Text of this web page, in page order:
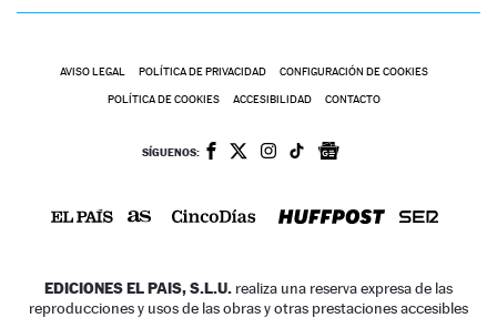
AVISO LEGAL POLÍTICA DE PRIVACIDAD CONFIGURACIÓN DE COOKIES
POLÍTICA DE COOKIES ACCESIBILIDAD CONTACTO
SÍGUENOS:
EDICIONES EL PAIS, S.L.U. realiza una reserva expresa de las
reproducciones y usos de las obras y otras prestaciones accesibles